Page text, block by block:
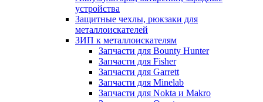
устройства
Защитные чехлы, рюкзаки для
металлоискателей
ЗИП к металлоискателям
Запчасти для Bounty Hunter
Запчасти для Fisher
Запчасти для Garrett
Запчасти для Minelab
Запчасти для Nokta и Makro